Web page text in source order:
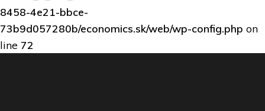
8458-4e21-bbce-
73b9d057280b/economics.sk/web/wp-config.php on
line 72